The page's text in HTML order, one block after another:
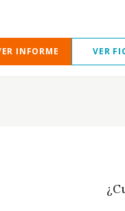
INFORME VER